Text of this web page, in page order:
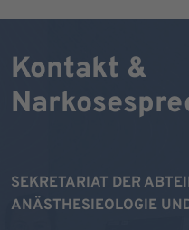
Kontakt &
SEKRETARIAT DER
ANÄSTHESIEOLOGIE